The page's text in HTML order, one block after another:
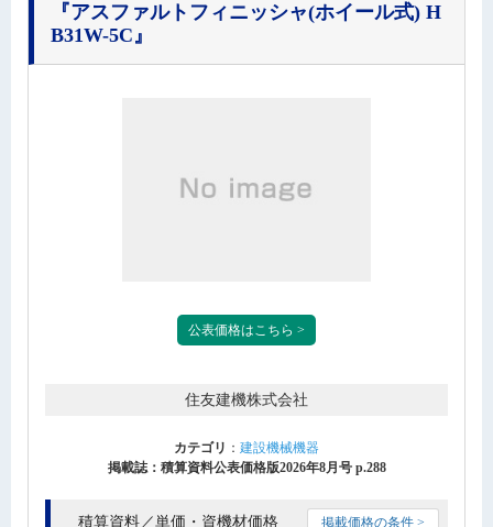
『アスファルトフィニッシャ(ホイール式) H
B31W-5C』
公表価格はこちら >
住友建機株式会社
カテゴリ ： 建設機械機器
掲載誌：積算資料公表価格版2026年8月号 p.288
積算資料／単価・資機材価格 掲載価格の条件 >